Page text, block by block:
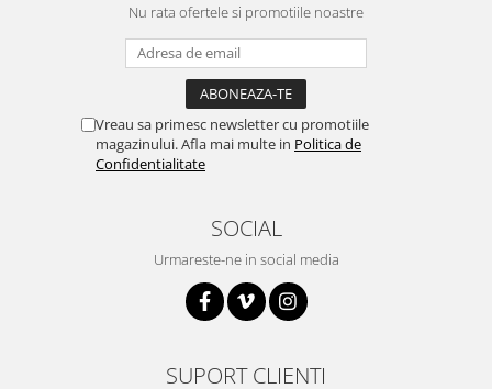
Regulator Step-Down
Regulator Step-Down Step-Up
Stabilizator tensiune
Nu rata ofertele si promotiile noastre
Vreau sa primesc newsletter cu promotiile
magazinului. Afla mai multe in Politica de
Confidentialitate
SOCIAL
Urmareste-ne in social media
SUPORT CLIENTI